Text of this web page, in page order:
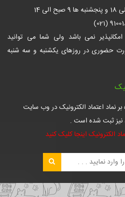
نمی باشد ولی شما می توانید
حضوری در روزهای یکشنبه و سه شنبه
نماد اعتماد الکترونیک در وب سایت
نیز ثبت شده است .
الکترونیک اینجا کلیک کنید